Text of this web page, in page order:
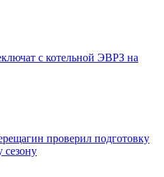
с котельной ЭВРЗ на
проверил подготовку
сезону